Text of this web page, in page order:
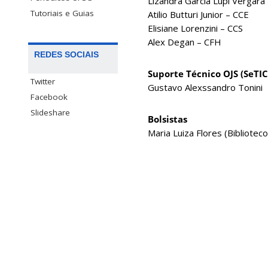
Tutoriais e Guias
REDES SOCIAIS
Twitter
Facebook
Slideshare
Atilio Butturi Junior – CCE
Elisiane Lorenzini – CCS
Alex Degan – CFH
Suporte Técnico OJS
Gustavo Alexssandro Tonini
Bolsistas
Maria Luiza Flores